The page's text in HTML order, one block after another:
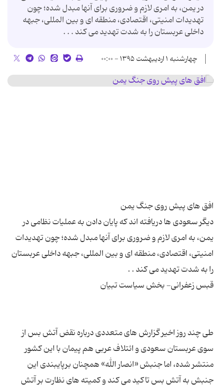
در یمن، به امری لازم و ضروری برای آنها مبدل شده؛ چون
تهدیدات امنیتی، اقتصادی، منطقه ای و بین المللی، جبهه
داخلی عربستان را به شدت تهدید می کند . . .
چهارشنبه ۱ اردیبهشت ۱۳۹۵ - ۰۰:۰۰
دیگر سعودی ها دریافته اند که پایان دادن به عملیات نظامی در
یمن، به امری لازم و ضروری برای آنها مبدل شده؛ چون تهدیدات
امنیتی، اقتصادی، منطقه ای و بین المللی، جبهه داخلی عربستان
طی چند روز اخیر گزارش های متعددی درباره نقض آتش بس از
سوی عربستان سعودی و ائتلاف عربی هم پیمان با این کشور
منتشر شده، اما جنبش «انصار الله» همچنان برپایبندی این
جنبش به آتش بس تاکید می کند و کمیته های نظارت بر آتش